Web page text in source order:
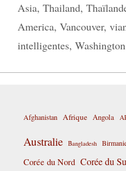
Asia, Thailand,
America, Vancouver,
intelligentes, Washington
Afghanistan Afrique Angola
Australie Bangladesh
Corée du Nord Corée du